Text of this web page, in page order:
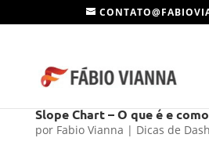
Slope Chart – O que é e
por Fabio Vianna | Dicas de